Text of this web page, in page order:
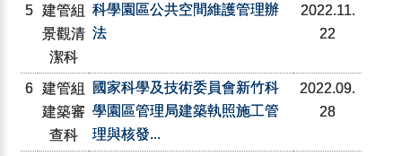
5 建管組
景觀清
潔科
科學園區公共空間維護管理辦
法
2022.11.
22
6 建管組
建築審
查科
國家科學及技術委員會新竹科
學園區管理局建築執照施工管
理與核發...
2022.09.
28